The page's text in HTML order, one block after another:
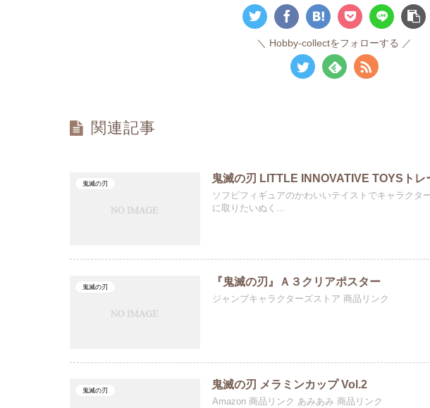
Hobby-collectをフォローする
関連記事
鬼滅の刃 鬼滅の刃 LITTLE INNOVATIVE TOYSト
ソフビフィギュアのかわいいテイストでキャラクタ
に取りたいぬく...
鬼滅の刃 『鬼滅の刃』Ａ３クリアポスター
ジャンプキャラクターズストア 商品リンク
鬼滅の刃 鬼滅の刃 メラミンカップ Vol.2
Amazon 商品リンク あみあみ 商品リンク